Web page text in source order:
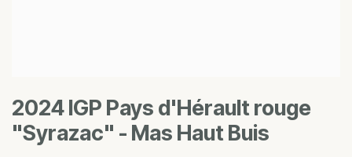
2024 IGP Pays d'Hérault rouge
"Syrazac" - Mas Haut Buis